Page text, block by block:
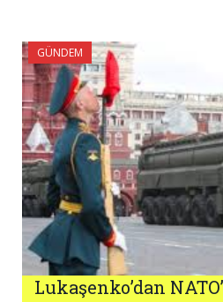
GÜNDEM
Lukaşenko’dan